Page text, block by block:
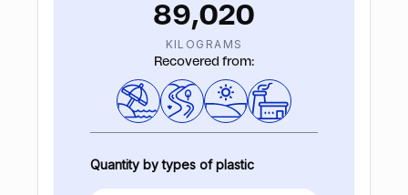
89,020
KILOGRAMS
Recovered from:
Quantity by types of plastic